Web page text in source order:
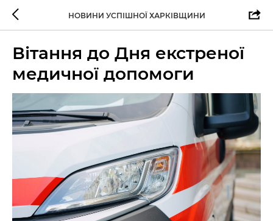
НОВИНИ УСПІШНОЇ ХАРКІВЩИНИ
Вітання до Дня екстреної
медичної допомоги